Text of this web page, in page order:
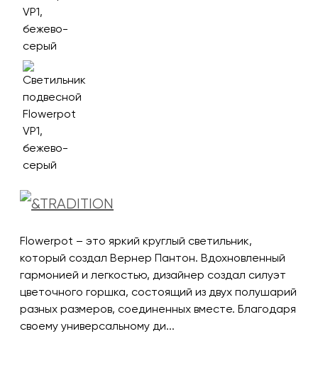
Flowerpot – это яркий круглый светильник,
который создал Вернер Пантон. Вдохновленный
гармонией и легкостью, дизайнер создал силуэт
цветочного горшка, состоящий из двух полушарий
разных размеров, соединенных вместе. Благодаря
своему универсальному ди...